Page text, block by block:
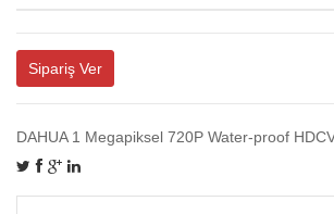
Sipariş Ver
DAHUA 1 Megapiksel 720P Water-proof